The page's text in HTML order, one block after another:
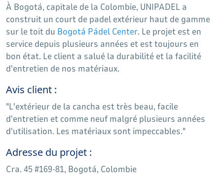
À Bogotá, capitale de la Colombie, UNIPADEL a
construit un court de padel extérieur haut de gamme
sur le toit du Bogotá Pádel Center. Le projet est en
service depuis plusieurs années et est toujours en
bon état. Le client a salué la durabilité et la facilité
d'entretien de nos matériaux.
Avis client :
"L'extérieur de la cancha est très beau, facile
d'entretien et comme neuf malgré plusieurs années
d'utilisation. Les matériaux sont impeccables."
Adresse du projet :
Cra. 45 #169-81, Bogotá, Colombie